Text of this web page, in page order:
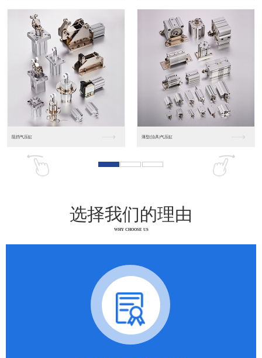
松下人机界面DP10... 数字光钎传感器FX-...
选择我们的理由
WHY CHOOSE US